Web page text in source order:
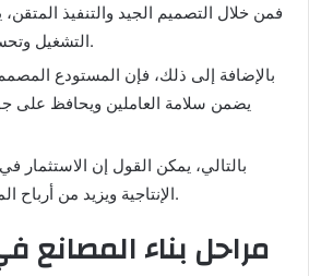
فمن خلال التصميم الجيد والتنفيذ
التشغيل وتحسين إدارة المخزون.
بالإضافة إلى ذلك، فإن المستودع
يضمن سلامة العاملين ويحافظ على
بالتالي، يمكن القول إن الاستثمار
الإنتاجية ويزيد من أرباح المؤسسات الصناعية.
مراحل بناء